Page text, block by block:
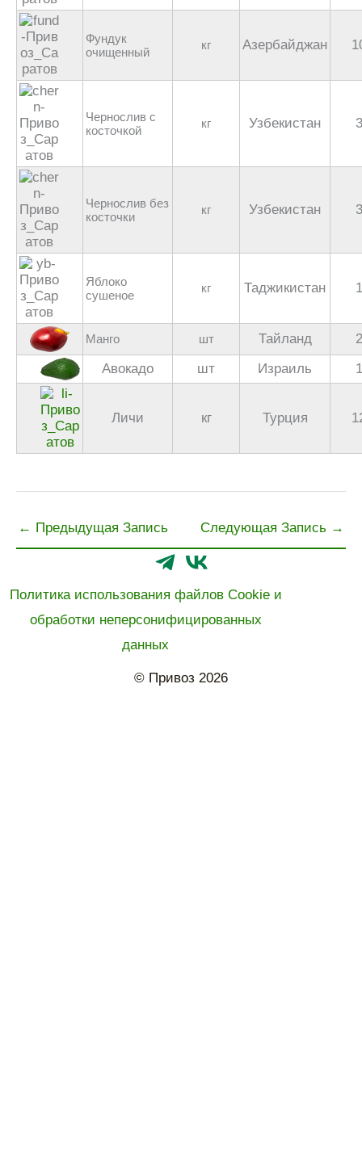
Фундук
очищенный
кг Азербайджан
Чернослив с
косточкой
кг Узбекистан
Чернослив без
косточки
кг Узбекистан
Яблоко
сушеное
кг Таджикистан
Манго шт Тайланд
Авокадо
шт Израиль
Личи кг Турция
← Предыдущая Запись Следующая Запись →
Политика использования файлов Cookie и
обработки неперсонифицированных
данных
© Привоз 2026